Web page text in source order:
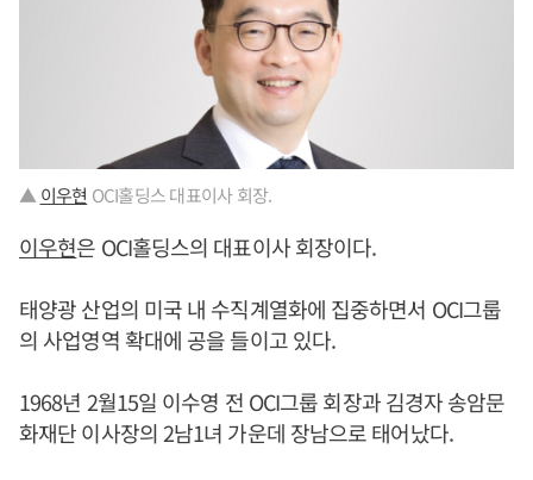
▲ 이우현 OCI홀딩스 대표이사 회장.
이우현은 OCI홀딩스의 대표이사 회장이다.
태양광 산업의 미국 내 수직계열화에 집중하면서 OCI그룹
의 사업영역 확대에 공을 들이고 있다.
1968년 2월15일 이수영 전 OCI그룹 회장과 김경자 송암문
화재단 이사장의 2남1녀 가운데 장남으로 태어났다.